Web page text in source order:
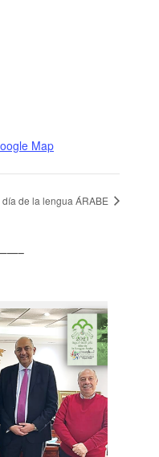
Map
día de la lengua ÁRABE